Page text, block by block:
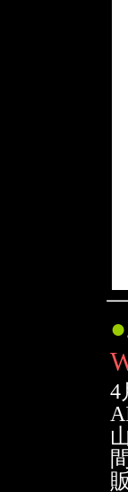
●
4